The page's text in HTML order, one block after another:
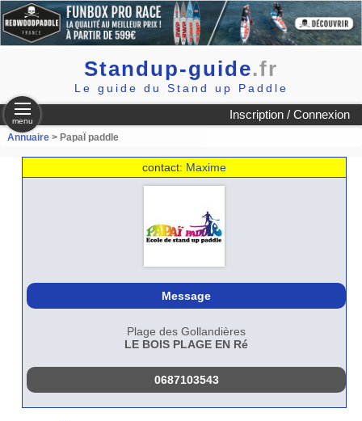
Standup-guide.fr
Le guide du Stand up Paddle
Inscription / Connexion
menu
Annuaire> PapaÏ paddle
contact: Maxime
Message
Plage des Gollandières
LE BOIS PLAGE EN Ré
0687103543